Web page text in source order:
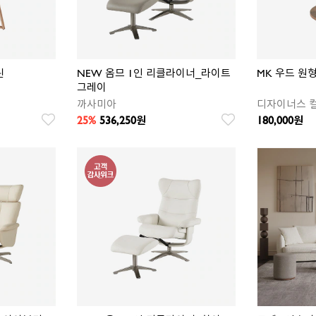
찜
NEW 옴므 1인 리클라이너_라이트
그레이
까사미아
25% 536,250원
찜
MK 우드 원
180,000원